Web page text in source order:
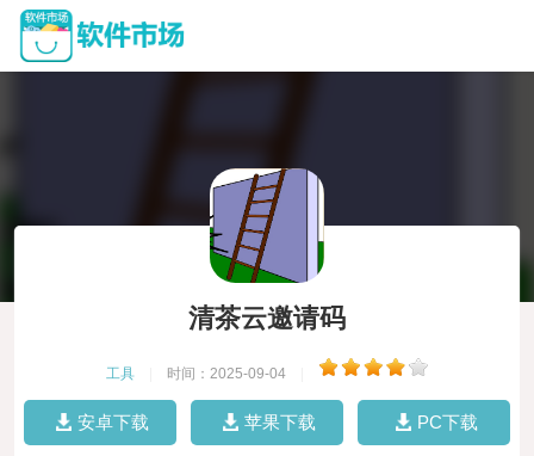
清茶云邀请码
工具 时间：2025-09-04
安卓下载 苹果下载 PC下载